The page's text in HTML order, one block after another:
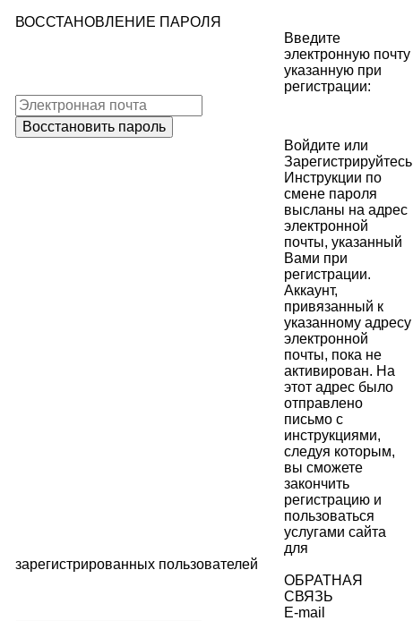
ВОССТАНОВЛЕНИЕ ПАРОЛЯ
Введите
электронную почту
указанную при
регистрации:
Войдите или
Зарегистрируйтесь
Инструкции по
смене пароля
высланы на адрес
электронной
почты, указанный
Вами при
регистрации.
Аккаунт,
привязанный к
указанному адресу
электронной
почты, пока не
активирован. На
этот адрес было
отправлено
письмо с
инструкциями,
следуя которым,
вы сможете
закончить
регистрацию и
пользоваться
услугами сайта
для
зарегистрированных пользователей
ОБРАТНАЯ
СВЯЗЬ
E-mail